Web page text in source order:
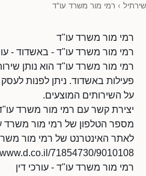
שירתיל › רמי מור משרד עו"ד
רמי מור משרד עו"ד
רמי מור משרד עו"ד - באשדוד -
רמי מור משרד עו"ד הוא נותן
פעילות באשדוד. ניתן לפנות
על השירותים המוצעים.
יצירת קשר עם רמי מור משרד
מספר הטלפון של רמי מור משרד עו"ד:
לאתר האינטרנט של רמי מור
71854730/9010108/
רמי מור משרד עו"ד - עורכי דין